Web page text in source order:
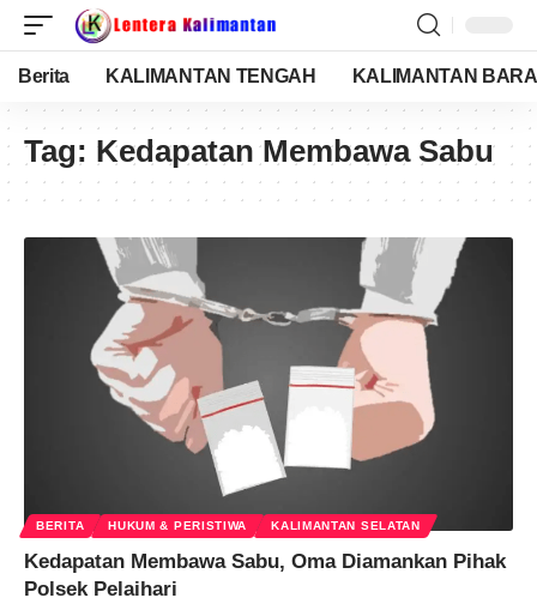
Berita KALIMANTAN TENGAH KALIMANTAN
Tag: Kedapatan Membawa Sabu
BERITA HUKUM & PERISTIWA KALIMANTAN SELATAN
Kedapatan Membawa Sabu, Oma Diamankan Pihak
Polsek Pelaihari